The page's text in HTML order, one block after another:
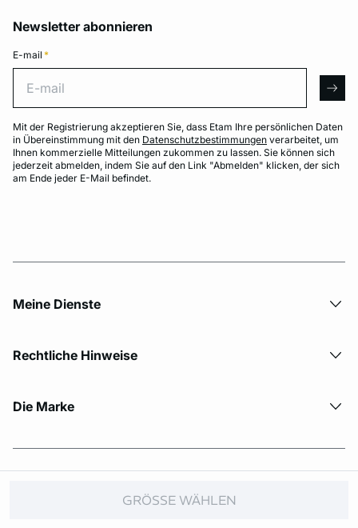
GRÖSSE WÄHLEN
Newsletter abonnieren
E-mail *
Mit der Registrierung akzeptieren Sie, dass Etam Ihre persönlichen Daten
in Übereinstimmung mit den Datenschutzbestimmungen verarbeitet, um
Ihnen kommerzielle Mitteilungen zukommen zu lassen. Sie können sich
jederzeit abmelden, indem Sie auf den Link "Abmelden" klicken, der sich
am Ende jeder E-Mail befindet.
Meine Dienste
Rechtliche Hinweise
Die Marke